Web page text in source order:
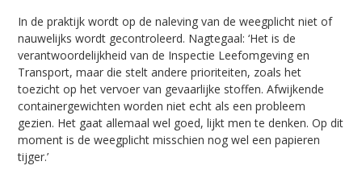
In de praktijk wordt op de naleving van de weegplicht niet of
nauwelijks wordt gecontroleerd. Nagtegaal: ‘Het is de
verantwoordelijkheid van de Inspectie Leefomgeving en
Transport, maar die stelt andere prioriteiten, zoals het
toezicht op het vervoer van gevaarlijke stoffen. Afwijkende
containergewichten worden niet echt als een probleem
gezien. Het gaat allemaal wel goed, lijkt men te denken. Op dit
moment is de weegplicht misschien nog wel een papieren
tijger.’